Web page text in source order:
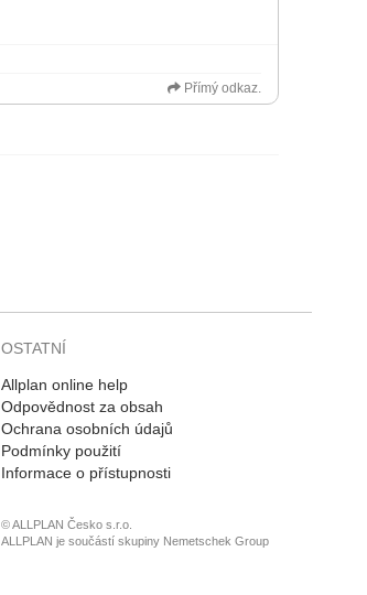
Přímý odkaz.
OSTATNÍ
Allplan online help
Odpovědnost za obsah
Ochrana osobních údajů
Podmínky použití
Informace o přístupnosti
© ALLPLAN Česko s.r.o.
ALLPLAN je součástí skupiny Nemetschek Group